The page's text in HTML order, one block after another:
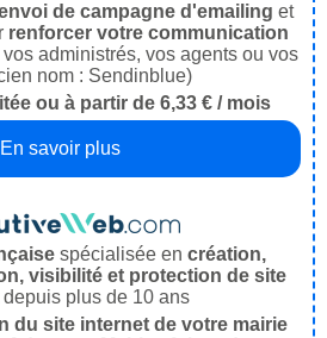
de campagne d'emailing et
renforcer votre communication
administrés, vos agents ou vos
nom : Sendinblue)
ou à partir de 6,33 € / mois
En savoir plus
spécialisée en création,
visibilité et protection de site
depuis plus de 10 ans
du site internet de votre mairie